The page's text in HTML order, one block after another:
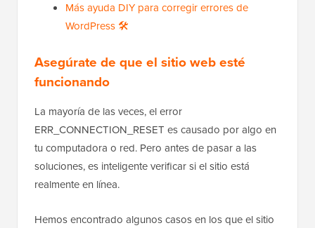
Más ayuda DIY para corregir errores de
WordPress 🛠️
Asegúrate de que el sitio web esté
funcionando
La mayoría de las veces, el error
ERR_CONNECTION_RESET es causado por algo en
tu computadora o red. Pero antes de pasar a las
soluciones, es inteligente verificar si el sitio está
realmente en línea.
Hemos encontrado algunos casos en los que el sitio